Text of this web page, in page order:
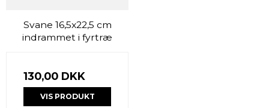
Svane 16,5x22,5 cm
indrammet i fyrtræ
130,00 DKK
VIS PRODUKT